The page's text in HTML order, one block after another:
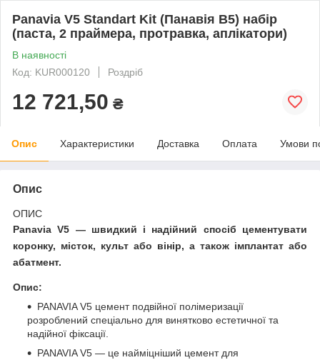
Panavia V5 Standart Kit (Панавія В5) набір
(паста, 2 праймера, протравка, аплікатори)
В наявності
Код: KUR000120
Роздріб
12 721,50 ₴
Опис Характеристики Доставка Оплата Умови
Опис
ОПИС
Panavia V5 — швидкий і надійний спосіб цементувати
коронку, місток, культ або вінір, а також імплантат або
абатмент.
Опис:
PANAVIA V5 цемент подвійної полімеризації
розроблений спеціально для винятково естетичної та
надійної фіксації.
PANAVIA V5 — це найміцніший цемент для